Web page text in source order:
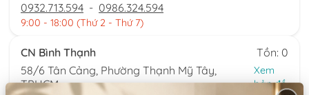
0932.713.594 - 0986.324.594
9:00 - 18:00 (Thứ 2 - Thứ 7)
CN Bình Thạnh
Tồn: 0
58/6 Tân Cảng, Phường Thạnh Mỹ Tây,
TPHCM
Xem
bản đồ